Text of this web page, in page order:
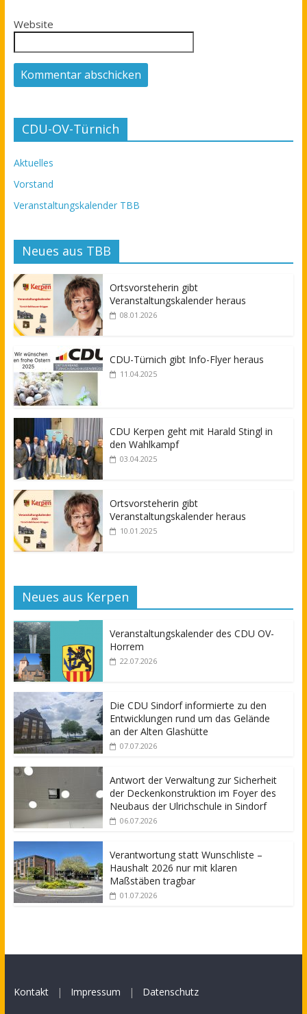
Website
CDU-OV-Türnich
Aktuelles
Vorstand
Veranstaltungskalender TBB
Neues aus TBB
Ortsvorsteherin gibt
Veranstaltungskalender heraus
08.01.2026
CDU-Türnich gibt Info-Flyer heraus
11.04.2025
CDU Kerpen geht mit Harald Stingl in
den Wahlkampf
03.04.2025
Ortsvorsteherin gibt
Veranstaltungskalender heraus
10.01.2025
Neues aus Kerpen
Veranstaltungskalender des CDU OV-
Horrem
22.07.2026
Die CDU Sindorf informierte zu den
Entwicklungen rund um das Gelände
an der Alten Glashütte
07.07.2026
Antwort der Verwaltung zur Sicherheit
der Deckenkonstruktion im Foyer des
Neubaus der Ulrichschule in Sindorf
06.07.2026
Verantwortung statt Wunschliste –
Haushalt 2026 nur mit klaren
Maßstäben tragbar
01.07.2026
Kontakt| Impressum | Datenschutz